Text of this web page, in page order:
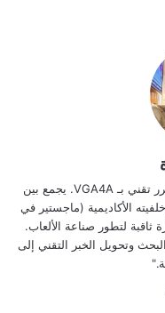
"صحفي متخصص في الإعلام الإلكتروني ومحرر تقني بـ VGA4A. يجمع بين
الأكاديمية (ماجستير في
ثاقبة لتطور صناعة الألعاب.
وتحويل الخبر التقني إلى